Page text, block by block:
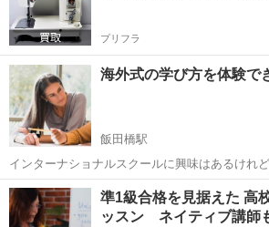
プリフラ
海外式の学び方を体験で
飯田橋駅
インターナショナルスクールに興味はあるけれど、 学費が高い。
が難しい。 まずは子どもに合うか試してみたい。 そんなご家庭向
レッスンです。 このレッスンでは、 単に英語を教えるだけではなく、
...
東京 文京区 飯田橋駅 英会話 海外
準1級合格を見据えた 高
ッスン ネイティブ講師